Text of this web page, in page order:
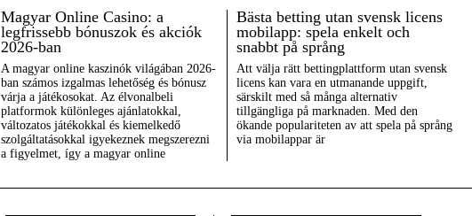
Magyar Online Casino: a
legfrissebb bónuszok és akciók
2026-ban
A magyar online kaszinók világában 2026-
ban számos izgalmas lehetőség és bónusz
várja a játékosokat. Az élvonalbeli
platformok különleges ajánlatokkal,
változatos játékokkal és kiemelkedő
szolgáltatásokkal igyekeznek megszerezni
a figyelmet, így a magyar online
Bästa betting utan svensk licens
mobilapp: spela enkelt och
snabbt på språng
Att välja rätt bettingplattform utan svensk
licens kan vara en utmanande uppgift,
särskilt med så många alternativ
tillgängliga på marknaden. Med den
ökande populariteten av att spela på språng
via mobilappar är